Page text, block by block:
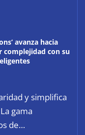
avanza hacia
complejidad con su
y simplifica
gama
de…